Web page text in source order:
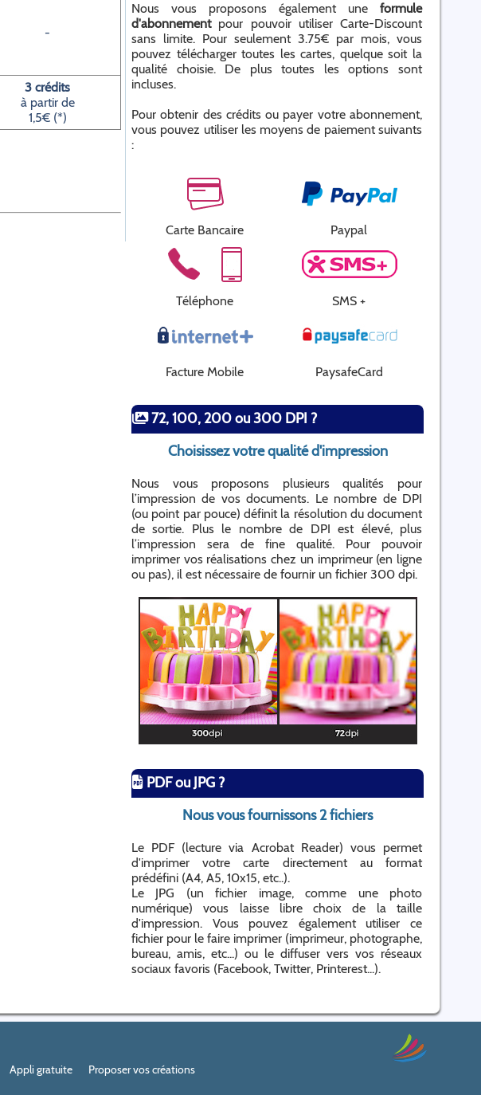
-
3 crédits
à partir de
1,5€ (*)
Nous vous proposons également une formule
d'abonnementpour pouvoir utiliser Carte-Discount
sans limite. Pour seulement 3.75€ par mois, vous
pouvez télécharger toutes les cartes, quelque soit la
qualité choisie. De plus toutes les options sont
incluses.
Pour obtenir des crédits ou payer votre abonnement,
vous pouvez utiliser les moyens de paiement suivants
:
Carte Bancaire Paypal
Téléphone SMS +
Facture Mobile PaysafeCard
72, 100, 200 ou 300 DPI ?
Choisissez votre qualité d'impression
Nous vous proposons plusieurs qualités pour
l’impression de vos documents. Le nombre de DPI
(ou point par pouce) définit la résolution du document
de sortie. Plus le nombre de DPI est élevé, plus
l’impression sera de fine qualité. Pour pouvoir
imprimer vos réalisations chez un imprimeur (en ligne
ou pas), il est nécessaire de fournir un fichier 300 dpi.
PDF ou JPG ?
Nous vous fournissons 2 fichiers
Le PDF (lecture via Acrobat Reader) vous permet
d'imprimer votre carte directement au format
prédéfini (A4, A5, 10x15, etc..).
Le JPG (un fichier image, comme une photo
numérique) vous laisse libre choix de la taille
d'impression. Vous pouvez également utiliser ce
fichier pour le faire imprimer (imprimeur, photographe,
bureau, amis, etc...) ou le diffuser vers vos réseaux
sociaux favoris (Facebook, Twitter, Printerest...).
Appli gratuite Proposer vos créations